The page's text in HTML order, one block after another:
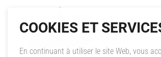
COOKIES ET
En continuant à utiliser le site Web, vous